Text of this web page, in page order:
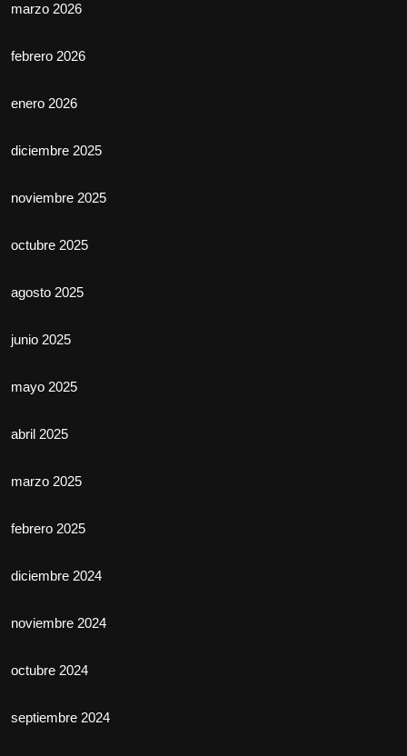
marzo 2026
febrero 2026
enero 2026
diciembre 2025
noviembre 2025
octubre 2025
agosto 2025
junio 2025
mayo 2025
abril 2025
marzo 2025
febrero 2025
diciembre 2024
noviembre 2024
octubre 2024
septiembre 2024